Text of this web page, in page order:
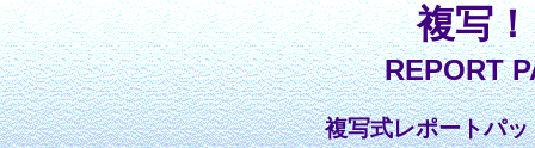
複写
REPORT
複写式レポートパ